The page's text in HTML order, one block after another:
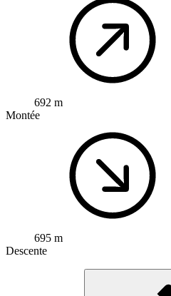
692 m
Montée
695 m
Descente